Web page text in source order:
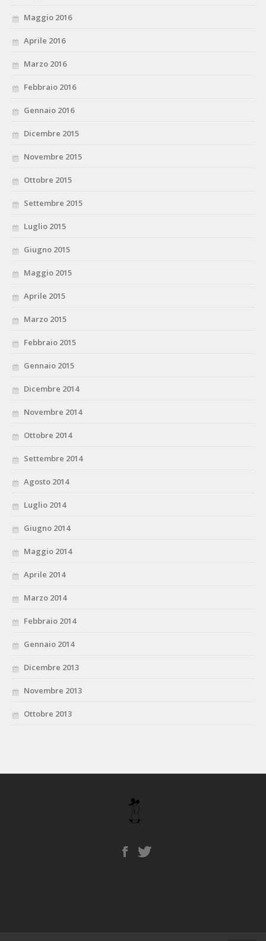
Maggio 2016
Aprile 2016
Marzo 2016
Febbraio 2016
Gennaio 2016
Dicembre 2015
Novembre 2015
Ottobre 2015
Settembre 2015
Luglio 2015
Giugno 2015
Maggio 2015
Aprile 2015
Marzo 2015
Febbraio 2015
Gennaio 2015
Dicembre 2014
Novembre 2014
Ottobre 2014
Settembre 2014
Agosto 2014
Luglio 2014
Giugno 2014
Maggio 2014
Aprile 2014
Marzo 2014
Febbraio 2014
Gennaio 2014
Dicembre 2013
Novembre 2013
Ottobre 2013